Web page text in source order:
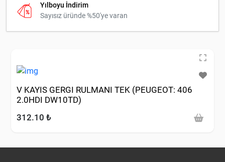
Yılboyu İndirim
Sayısız üründe %50'ye varan
V KAYIS GERGI RULMANI TEK (PEUGEOT: 406
2.0HDI DW10TD)
312.10 ₺